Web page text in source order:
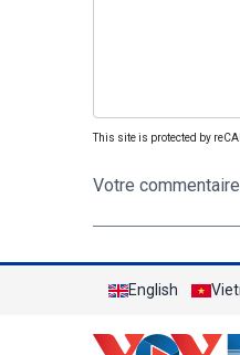
This site is protected by
Votre
English